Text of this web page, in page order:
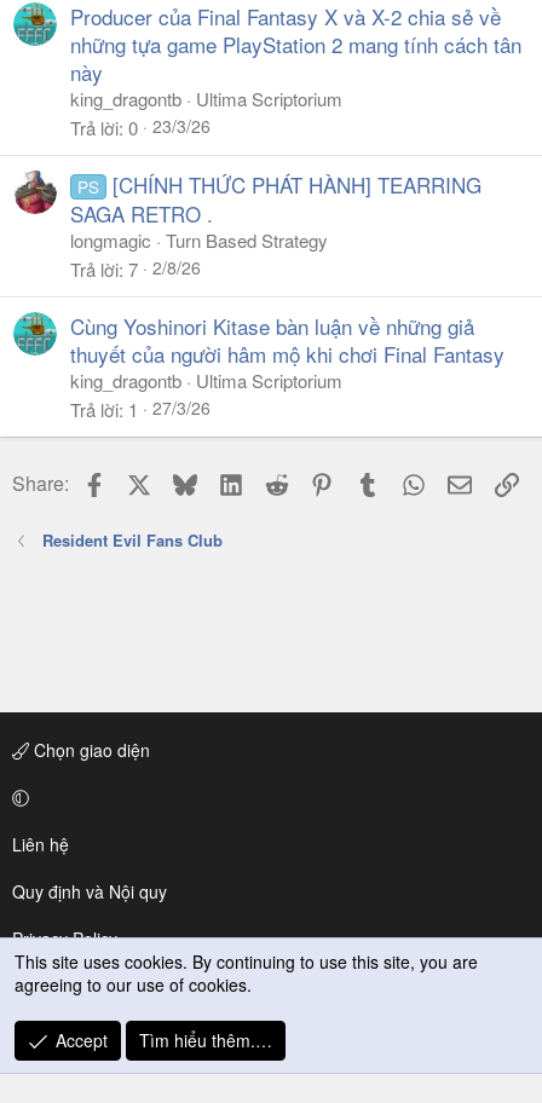
Producer của Final Fantasy X và X-2 chia sẻ về
những tựa game PlayStation 2 mang tính cách tân
này
king_dragontb
Ultima Scriptorium
Trả lời 0 23/3/26
PS
[CHÍNH THỨC PHÁT HÀNH] TEARRING
SAGA RETRO .
longmagic
Turn Based Strategy
Trả lời 7 2/8/26
Cùng Yoshinori Kitase bàn luận về những giả
thuyết của người hâm mộ khi chơi Final Fantasy
king_dragontb
Ultima Scriptorium
Trả lời 1 27/3/26
Share: Facebook BlueskyLinkedIn
Reddit PinterestTumblr WhatsApp
Email
Resident Evil Fans Club
Chọn giao diện
Liên hệ
Quy định và Nội quy
Privacy Policy
Trợ giúp
R
S
This site uses cookies. By continuing to use this site, you are
agreeing to our use of cookies.
Accept Tìm hiểu thêm.…